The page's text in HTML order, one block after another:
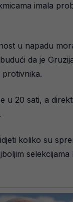
imala
u napadu
da je
protivnika.
u 20 sati, a
koliko su
selekcijama